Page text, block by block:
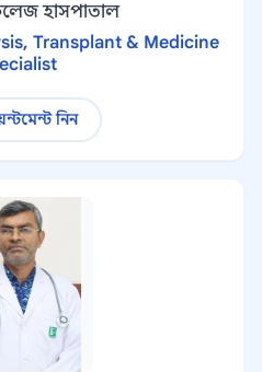
হাসপাতাল
Transplant & Medicine
নিন